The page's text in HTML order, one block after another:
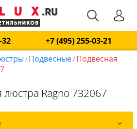
32
+7 (495) 255-03-21
/ Подвесные/ Подвесная
люстра Ragno 732067